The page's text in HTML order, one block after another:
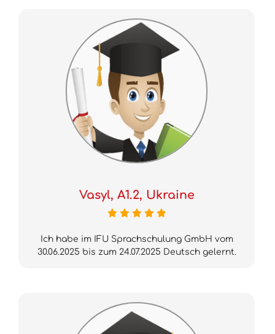
Vasyl, A1.2, Ukraine
Ich habe im IFU Sprachschulung GmbH vom
30.06.2025 bis zum 24.07.2025 Deutsch gelernt.